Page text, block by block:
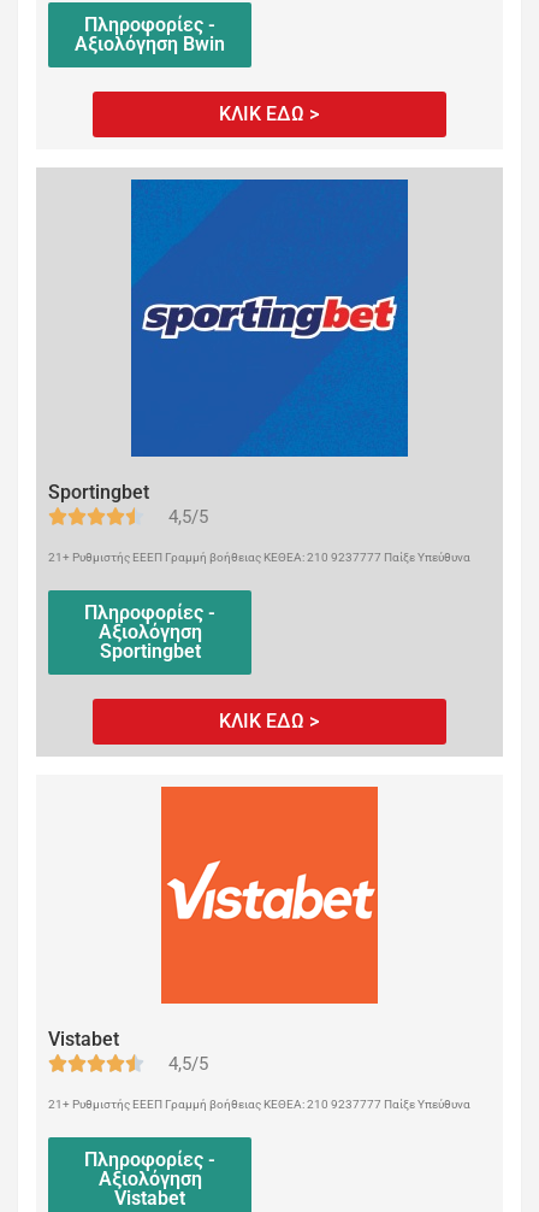
Πληροφορίες -
Αξιολόγηση Bwin
ΚΛΙΚ ΕΔΩ >
Sportingbet
4,5/5
21+ Ρυθμιστής ΕΕΕΠ Γραμμή βοήθειας ΚΕΘΕΑ: 210 9237777 Παίξε Υπεύθυνα
Πληροφορίες -
Αξιολόγηση
Sportingbet
ΚΛΙΚ ΕΔΩ >
Vistabet
4,5/5
21+ Ρυθμιστής ΕΕΕΠ Γραμμή βοήθειας ΚΕΘΕΑ: 210 9237777 Παίξε Υπεύθυνα
Πληροφορίες -
Αξιολόγηση
Vistabet